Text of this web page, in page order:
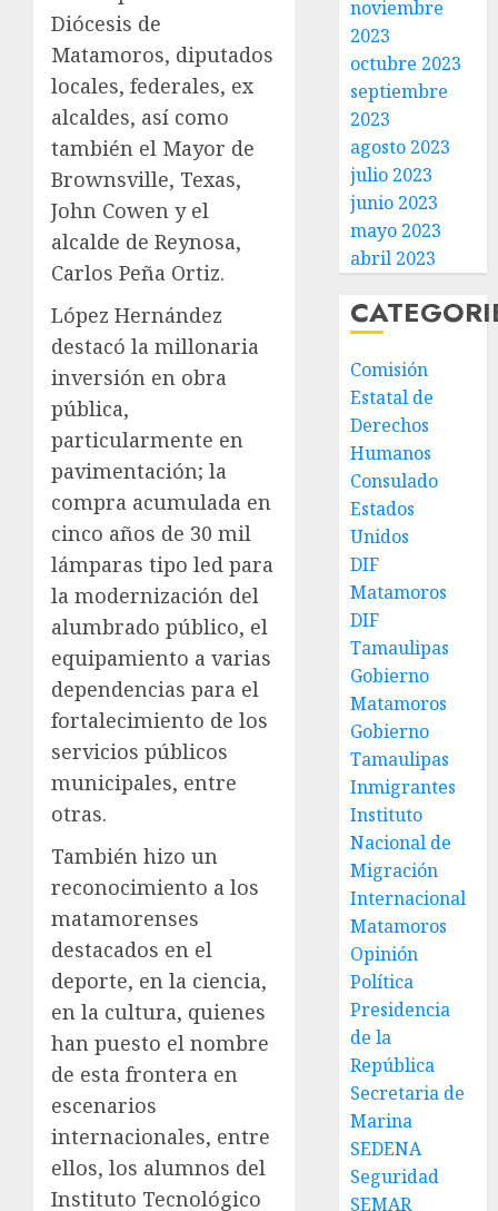
Diócesis de
Matamoros, diputados
locales, federales, ex
alcaldes, así como
también el Mayor de
Brownsville, Texas,
John Cowen y el
alcalde de Reynosa,
Carlos Peña Ortiz.
López Hernández
destacó la millonaria
inversión en obra
pública,
particularmente en
pavimentación; la
compra acumulada en
cinco años de 30 mil
lámparas tipo led para
la modernización del
alumbrado público, el
equipamiento a varias
dependencias para el
fortalecimiento de los
servicios públicos
municipales, entre
otras.
También hizo un
reconocimiento a los
matamorenses
destacados en el
deporte, en la ciencia,
en la cultura, quienes
han puesto el nombre
de esta frontera en
escenarios
internacionales, entre
ellos, los alumnos del
Instituto Tecnológico
noviembre
2023
octubre 2023
septiembre
2023
agosto 2023
julio 2023
junio 2023
mayo 2023
abril 2023
Comisión
Estatal de
Derechos
Humanos
Consulado
Estados
Unidos
DIF
Matamoros
DIF
Tamaulipas
Gobierno
Matamoros
Gobierno
Tamaulipas
Inmigrantes
Instituto
Nacional de
Migración
Internacional
Matamoros
Opinión
Política
Presidencia
de la
República
Secretaria de
Marina
SEDENA
Seguridad
SEMAR